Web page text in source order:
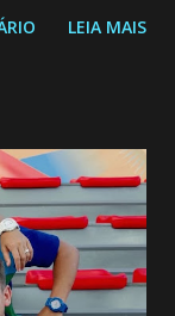
26 a 14/06/26
o tipo de
a vida. Camila
seria o
Manuel avisa a
com Joana.
LEIA MAIS